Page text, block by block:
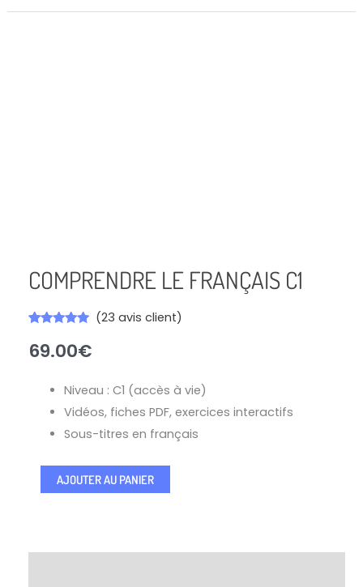
COMPRENDRE LE FRANÇAIS C1
sur 5
basé sur
(23 avis client)
69.00€
Niveau : C1 (accès à vie)
Vidéos, fiches PDF, exercices interactifs
Sous-titres en français
AJOUTER AU PANIER